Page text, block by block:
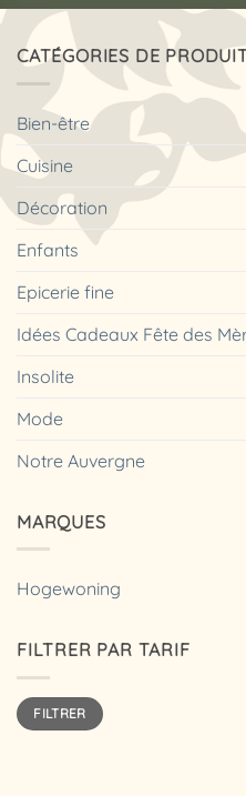
CATÉGORIES DE
Bien-être
Cuisine
Décoration
Enfants
Epicerie fine
Idées Cadeaux Fête des
Insolite
Mode
Notre Auvergne
MARQUES
Hogewoning
FILTRER PAR TARIF
Prix
min
Prix
maxFILTRER